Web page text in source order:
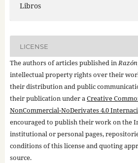
Libros
LICENSE
The authors of articles published in
intellectual property rights over their
their distribution and public
their publication under aCreative
NonCommercial-NoDerivates 4.0
encouraged to publish their work on the
institutional or personal pages,
conditions of this license and quoting
source.